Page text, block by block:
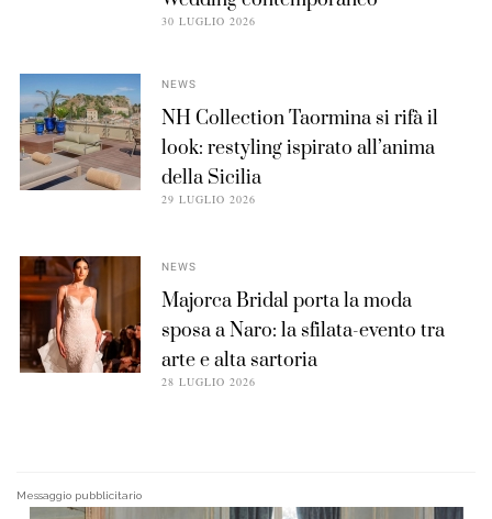
30 LUGLIO 2026
NEWS
NH Collection Taormina si rifà il
look: restyling ispirato all’anima
della Sicilia
29 LUGLIO 2026
NEWS
Majorca Bridal porta la moda
sposa a Naro: la sfilata-evento tra
arte e alta sartoria
28 LUGLIO 2026
Messaggio pubblicitario